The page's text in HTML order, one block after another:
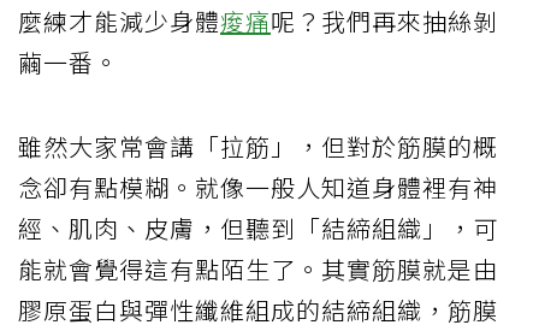
麼練才能減少身體痠痛呢？我們再來抽絲剝
繭一番。
雖然大家常會講「拉筋」，但對於筋膜的概
念卻有點模糊。就像一般人知道身體裡有神
經、肌肉、皮膚，但聽到「結締組織」，可
能就會覺得這有點陌生了。其實筋膜就是由
膠原蛋白與彈性纖維組成的結締組織，筋膜